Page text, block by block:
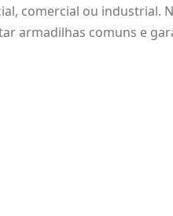
comercial ou industrial.
armadilhas comuns e